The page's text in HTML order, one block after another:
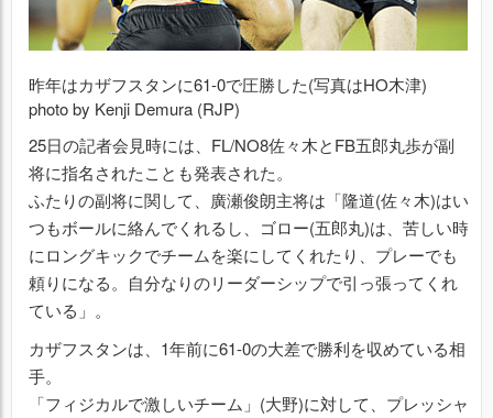
昨年はカザフスタンに61-0で圧勝した(写真はHO木津)
photo by Kenji Demura (RJP)
25日の記者会見時には、FL/NO8佐々木とFB五郎丸歩が副
将に指名されたことも発表された。
ふたりの副将に関して、廣瀬俊朗主将は「隆道(佐々木)はい
つもボールに絡んでくれるし、ゴロー(五郎丸)は、苦しい時
にロングキックでチームを楽にしてくれたり、プレーでも
頼りになる。自分なりのリーダーシップで引っ張ってくれ
ている」。
カザフスタンは、1年前に61-0の大差で勝利を収めている相
手。
「フィジカルで激しいチーム」(大野)に対して、プレッシャ